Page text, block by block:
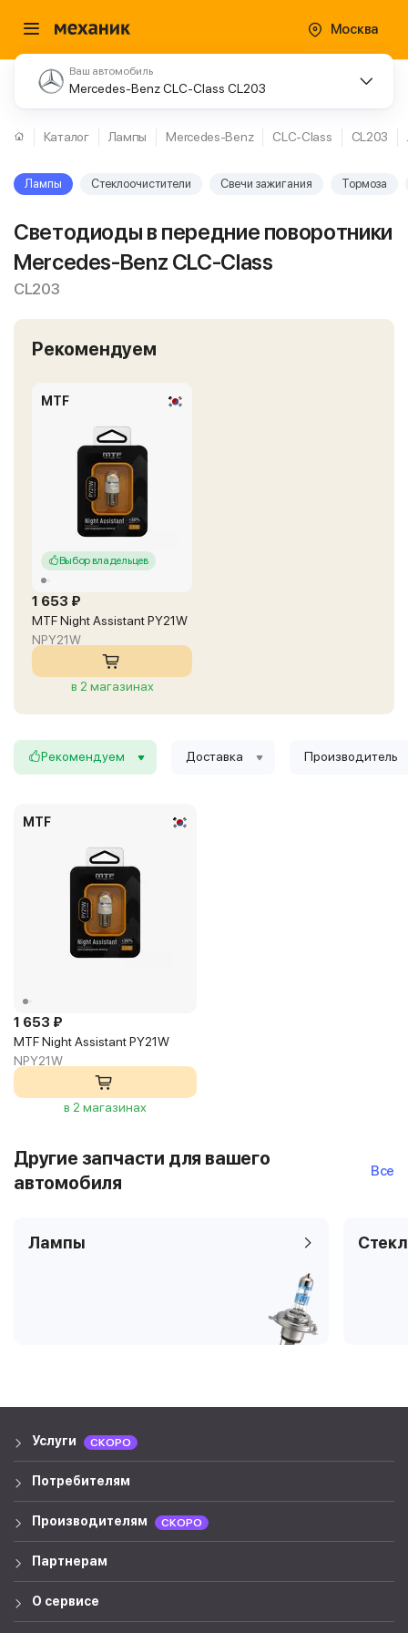
Москва
Ваш автомобиль
Mercedes-Benz CLC-Class CL203
Каталог Лампы Mercedes-Benz CLC-Class CL203
Лампы Стеклоочистители Свечи зажигания Тормоза
Светодиоды в передние поворотники
Mercedes-Benz CLC-Class
CL203
Рекомендуем
MTF
Выбор владельцев
1 653 ₽
MTF Night Assistant PY21W
NPY21W
в 2 магазинах
Рекомендуем Доставка Производитель
MTF
1 653 ₽
MTF Night Assistant PY21W
NPY21W
в 2 магазинах
Другие запчасти для вашего
автомобиля
Все
Лампы
Услуги СКОРО
Потребителям
Производителям СКОРО
Партнерам
О сервисе